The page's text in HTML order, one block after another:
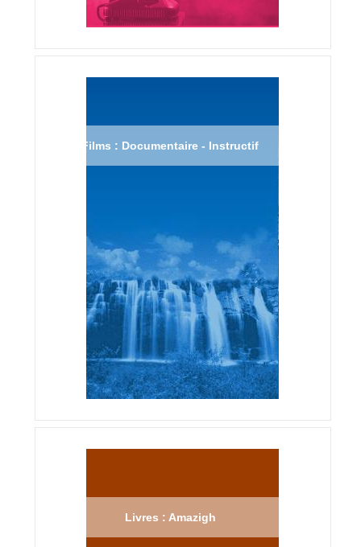
Films : Documentaire - Instructif
Livres : Amazigh